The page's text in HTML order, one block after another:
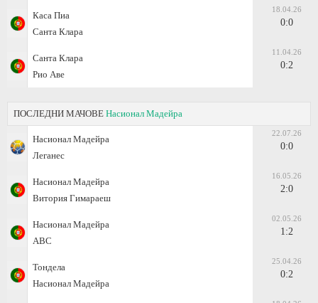
Каса Пиа
Санта Клара
18.04.26
0:0
Санта Клара
Рио Аве
11.04.26
0:2
ПОСЛЕДНИ МАЧОВЕ Насионал Мадейра
Насионал Мадейра
Леганес
22.07.26
0:0
Насионал Мадейра
Витория Гимараеш
16.05.26
2:0
Насионал Мадейра
АВС
02.05.26
1:2
Тондела
Насионал Мадейра
25.04.26
0:2